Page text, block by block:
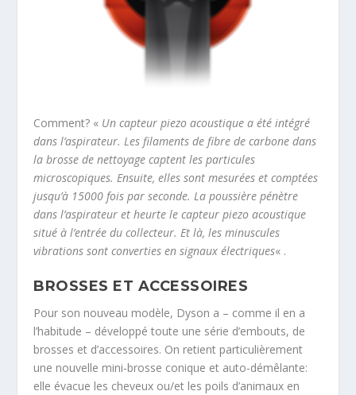
Comment? « Un capteur piezo acoustique a été intégré
dans l’aspirateur. Les filaments de fibre de carbone dans
la brosse de nettoyage captent les particules
microscopiques. Ensuite, elles sont mesurées et comptées
jusqu’à 15000 fois par seconde. La poussière pénètre
dans l’aspirateur et heurte le capteur piezo acoustique
situé à l’entrée du collecteur. Et là, les minuscules
vibrations sont converties en signaux électriques« .
BROSSES ET ACCESSOIRES
Pour son nouveau modèle, Dyson a – comme il en a
l’habitude – développé toute une série d’embouts, de
brosses et d’accessoires. On retient particulièrement
une nouvelle mini-brosse conique et auto-démêlante:
elle évacue les cheveux ou/et les poils d’animaux en